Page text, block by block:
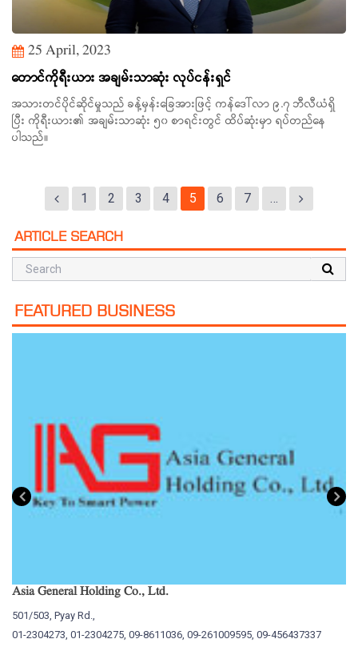
25 April, 2023
တောင်ကိုရီးယား အချမ်းသာဆုံး လုပ်ငန်းရှင်
အသားတင်ပိုင်ဆိုင်မှုသည် ခန့်မှန်းခြေအားဖြင့် ကန်ဒေါ်လာ ၉.၇ ဘီလီယံရှိ
ပြီး ကိုရီးယား၏ အချမ်းသာဆုံး ၅၀ စာရင်းတွင် ထိပ်ဆုံးမှာ ရပ်တည်နေ
ပါသည်။
1 2 3 4 5 6 7 …
ARTICLE SEARCH
FEATURED BUSINESS
Asia General Holding Co., Ltd.
501/503, Pyay Rd.,
01-2304273, 01-2304275, 09-8611036, 09-261009595, 09-456437337